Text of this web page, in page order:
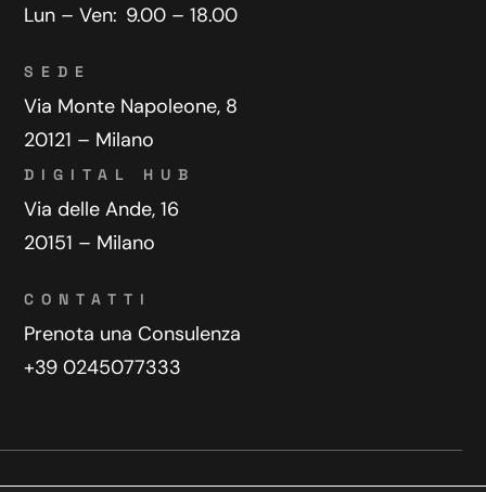
Lun – Ven: 9.00 – 18.00
SEDE
Via Monte Napoleone, 8
20121 – Milano
DIGITAL HUB
Via delle Ande, 16
20151 – Milano
CONTATTI
Prenota una Consulenza
+39 0245077333